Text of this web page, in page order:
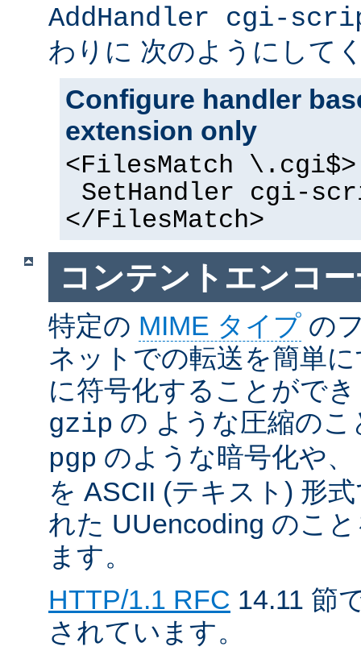
AddHandler cgi-
わりに 次のようにして
Configure handler
extension only
<FilesMatch \.cgi$>
SetHandler cgi-
</FilesMatch>
コンテントエンコ
特定の MIME タイプ の
ネットでの転送を簡単
に符号化することがで
gzip の ような圧縮の
pgp のような暗号化や
を ASCII (テキスト) 形
れた UUencoding のこ
ます。
HTTP/1.1 RFC 14.11 節
されています。